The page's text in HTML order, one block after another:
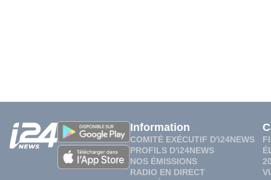
Information
COMITÉ EXÉCUTIF D'i24NEWS
PROFILS D'i24NEWS
NOS ÉMISSIONS
RADIO EN DIRECT